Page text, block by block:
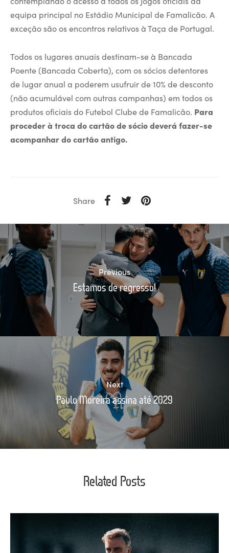
equipa principal no Estádio Municipal de Famalicão. A
exceção são os encontros relativos à Taça de Portugal.
Todos os lugares anuais destinam-se à Bancada
Poente (Bancada Coberta), com os sócios detentores
de lugar anual a poderem usufruir de 10% de desconto
(não acumulável com outras campanhas) em todos os
produtos oficiais do Futebol Clube de Famalicão. Para
proceder à troca do cartão de sócio deverá fazer-se
acompanhar do cartão antigo.
Share
Previous
Estamos de regresso!
Next
Paulo Moreira assina até 2029
Related Posts